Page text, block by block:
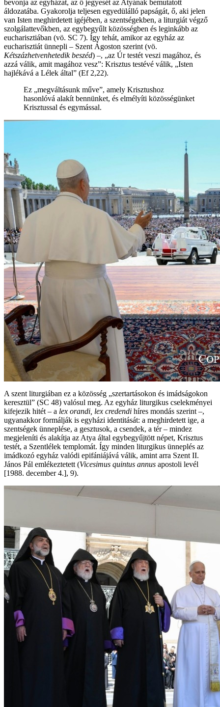
bevonja az egyházat, az ő jegyesét az Atyának bemutatott
áldozatába. Gyakorolja teljesen egyedülálló papságát, ő, aki jelen
van Isten meghirdetett igéjében, a szentségekben, a liturgiát végző
szolgálattevőkben, az egybegyűlt közösségben és leginkább az
eucharisztiában (vö. SC 7). Így tehát, amikor az egyház az
eucharisztiát ünnepli – Szent Ágoston szerint (vö.
Kétszázhetvenhetedik beszéd) –, „az Úr testét veszi magához, és
azzá válik, amit magához vesz”: Krisztus testévé válik, „Isten
hajlékává a Lélek által” (Ef 2,22).
Ez „megváltásunk műve”, amely Krisztushoz
hasonlóvá alakít bennünket, és elmélyíti közösségünket
Krisztussal és egymással.
A szent liturgiában ez a közösség „szertartásokon és imádságokon
keresztül” (SC 48) valósul meg. Az egyház liturgikus cselekményei
kifejezik hitét – a lex orandi, lex credendi híres mondás szerint –,
ugyanakkor formálják is egyházi identitását: a meghirdetett ige, a
szentségek ünneplése, a gesztusok, a csendek, a tér – mindez
megjeleníti és alakítja az Atya által egybegyűjtött népet, Krisztus
testét, a Szentlélek templomát. Így minden liturgikus ünneplés az
imádkozó egyház valódi epifániájává válik, amint arra Szent II.
János Pál emlékeztetett (Vicesimus quintus annus apostoli levél
[1988. december 4.], 9).